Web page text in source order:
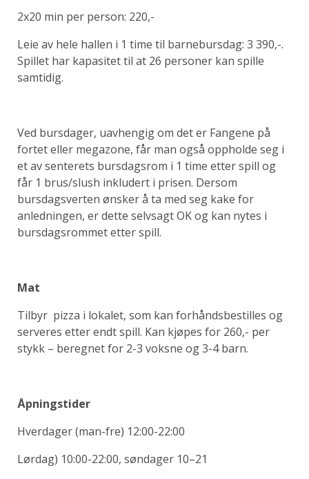
2x20 min per person: 220,-
Leie av hele hallen i 1 time til barnebursdag: 3 390,-.
Spillet har kapasitet til at 26 personer kan spille
samtidig.
Ved bursdager, uavhengig om det er Fangene på
fortet eller megazone, får man også oppholde seg i
et av senterets bursdagsrom i 1 time etter spill og
får 1 brus/slush inkludert i prisen. Dersom
bursdagsverten ønsker å ta med seg kake for
anledningen, er dette selvsagt OK og kan nytes i
bursdagsrommet etter spill.
Mat
Tilbyr pizza i lokalet, som kan forhåndsbestilles og
serveres etter endt spill. Kan kjøpes for 260,- per
stykk – beregnet for 2-3 voksne og 3-4 barn.
Åpningstider
Hverdager (man-fre) 12:00-22:00
Lørdag) 10:00-22:00, søndager 10–21